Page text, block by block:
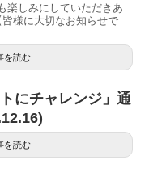
楽しみにしていただきあ
様に大切なお知らせで
を読む
にチャレンジ」通
を読む